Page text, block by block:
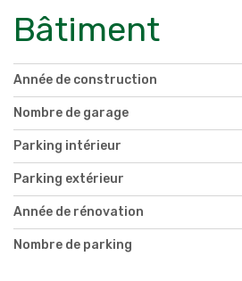
Bâtiment
Année de construction
Nombre de garage
Parking intérieur
Parking extérieur
Année de rénovation
Nombre de parking